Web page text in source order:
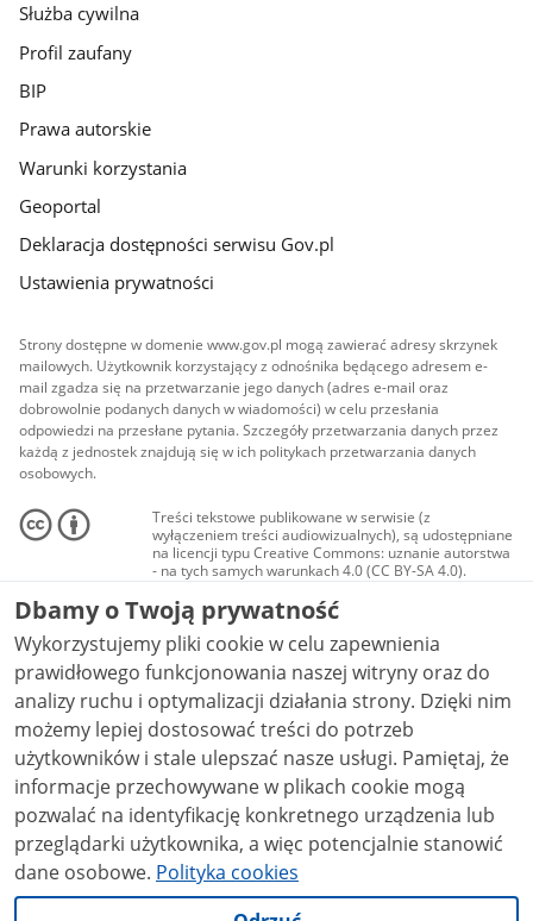
Służba cywilna
Profil zaufany
BIP
Prawa autorskie
Warunki korzystania
Geoportal
Deklaracja dostępności serwisu Gov.pl
Ustawienia prywatności
Strony dostępne w domenie www.gov.pl mogą zawierać adresy skrzynek
mailowych. Użytkownik korzystający z odnośnika będącego adresem e-
mail zgadza się na przetwarzanie jego danych (adres e-mail oraz
dobrowolnie podanych danych w wiadomości) w celu przesłania
odpowiedzi na przesłane pytania. Szczegóły przetwarzania danych przez
każdą z jednostek znajdują się w ich politykach przetwarzania danych
osobowych.
Treści tekstowe publikowane w serwisie (z
wyłączeniem treści audiowizualnych), są udostępniane
na licencji typu Creative Commons: uznanie autorstwa
- na tych samych warunkach 4.0 (CC BY-SA 4.0).
Materiały audiowizualne, w tym zdjęcia, materiały
audio i wideo, są udostępniane na licencji typu
Creative Commons: uznanie autorstwa użycie
niekomercyjne - bez utworów zależnych 4.0 (CC BY-
NC-ND 4.0), o ile nie jest to stwierdzone inaczej.
Dbamy o Twoją prywatność
Wykorzystujemy pliki cookie w celu zapewnienia
prawidłowego funkcjonowania naszej witryny oraz do
analizy ruchu i optymalizacji działania strony. Dzięki nim
możemy lepiej dostosować treści do potrzeb
użytkowników i stale ulepszać nasze usługi. Pamiętaj, że
informacje przechowywane w plikach cookie mogą
pozwalać na identyfikację konkretnego urządzenia lub
przeglądarki użytkownika, a więc potencjalnie stanowić
dane osobowe. Polityka cookies